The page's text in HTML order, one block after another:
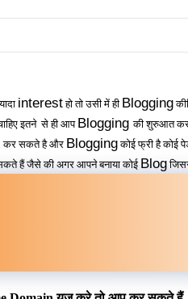
interestहो तो उसी में ही Blogging
इतने से ही आप Bloggingकी शुरुआत कर
कर सकते है और Bloggingकोई फ्री है कोई
हैं जैसे की अगर आपने बनाया कोई Blog